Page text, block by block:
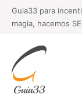
Guia33 para
magia, hacemos